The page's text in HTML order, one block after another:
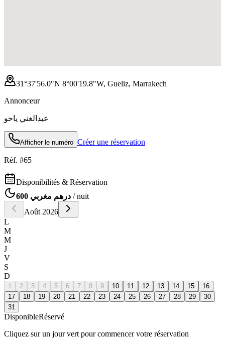
31°37'56.0"N 8°00'19.8"W, Gueliz, Marrakech
Annonceur
عبدالغني ياحو
Afficher le numéro Créer une réservation
Réf. #65
Disponibilités & Réservation
600 درهم مغربي / nuit
Août 2026
L
M
M
J
V
S
D
1 2 3 4 5 6 7 8 9 10 11 12 13 14 15
16
17
18 19 20 21 22 23 24 25 26 27 28 29
30
31
DisponibleRéservé
Cliquez sur un jour vert pour commencer votre réservation